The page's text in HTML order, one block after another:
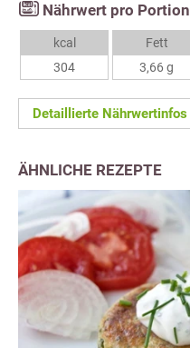
Nährwert pro Portion
kcal
304
Fett
3,66 g
Detaillierte Nährwertinfos
ÄHNLICHE REZEPTE